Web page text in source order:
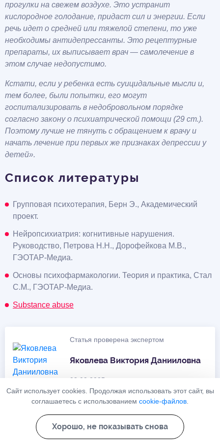
прогулки на свежем воздухе. Это устранит
кислородное голодание, придаст сил и энергии. Если
речь идет о средней или тяжелой степени, то уже
необходимы антидепрессанты. Это рецептурные
препараты, их выписывает врач — самолечение в
этом случае недопустимо.
Кстати, если у ребенка есть суицидальные мысли и,
тем более, были попытки, его могут
госпитализировать в недобровольном порядке
согласно закону о психиатрической помощи (29 ст.).
Поэтому лучше не тянуть с обращением к врачу и
начать лечение при первых же признаках депрессии у
детей».
Список литературы
Групповая психотерапия, Берн Э., Академический
проект.
Нейропсихиатрия: когнитивные нарушения.
Руководство, Петрова Н.Н., Дорофейкова М.В.,
ГЭОТАР-Медиа.
Основы психофармакологии. Теория и практика, Стал
С.М., ГЭОТАР-Медиа.
Substance abuse
Статья проверена экспертом
Яковлева Виктория Данииловна
08.03.2025
Расчитать стоимость
Сайт использует cookies. Продолжая использовать этот сайт, вы
соглашаетесь с использованием cookie-файлов
Хорошо, не показывать снова